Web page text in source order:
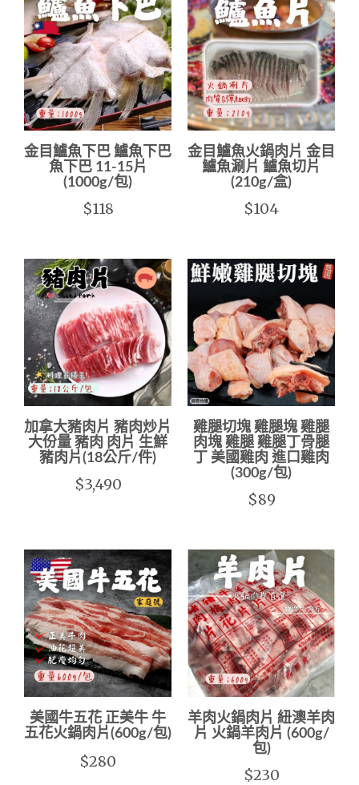
金目鱸魚下巴 鱸魚下巴
魚下巴 11-15片
(1000g/包)
$118
金目鱸魚火鍋肉片 金目
鱸魚涮片 鱸魚切片
(210g/盒)
$104
加拿大豬肉片 豬肉炒片
大份量 豬肉 肉片 生鮮
豬肉片(18公斤/件)
$3,490
雞腿切塊 雞腿塊 雞腿
肉塊 雞腿 雞腿丁骨腿
丁 美國雞肉 進口雞肉
(300g/包)
$89
美國牛五花 正美牛 牛
五花火鍋肉片(600g/包)
$280
羊肉火鍋肉片 紐澳羊肉
片 火鍋羊肉片 (600g/
包)
$230